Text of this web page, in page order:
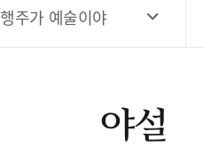
행주가 예술이야
야설